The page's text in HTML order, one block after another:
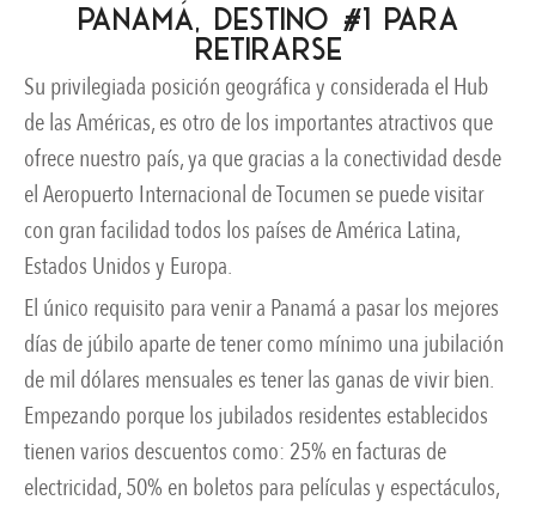
Panamá, destino #1 para
retirarse
Su privilegiada posición geográfica y considerada el Hub
de las Américas, es otro de los importantes atractivos que
ofrece nuestro país, ya que gracias a la conectividad desde
el Aeropuerto Internacional de Tocumen se puede visitar
con gran facilidad todos los países de América Latina,
Estados Unidos y Europa.
El único requisito para venir a Panamá a pasar los mejores
días de júbilo aparte de tener como mínimo una jubilación
de mil dólares mensuales es tener las ganas de vivir bien.
Empezando porque los jubilados residentes establecidos
tienen varios descuentos como: 25% en facturas de
electricidad, 50% en boletos para películas y espectáculos,